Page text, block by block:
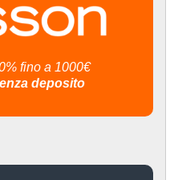
fino a 1000€
deposito